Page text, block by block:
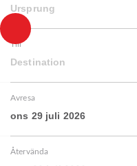
Ursprung
Till
Destination
Avresa
ons 29 juli 2026
Återvända